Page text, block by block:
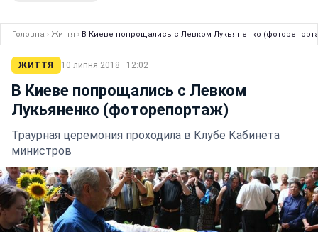
Головна › Життя › В Киеве попрощались с Левком Лукьяненко
ЖИТТЯ 10 липня 2018 · 12:02
В Киеве попрощались с Левком
Лукьяненко (фоторепортаж)
Траурная церемония проходила в Клубе Кабинета
министров